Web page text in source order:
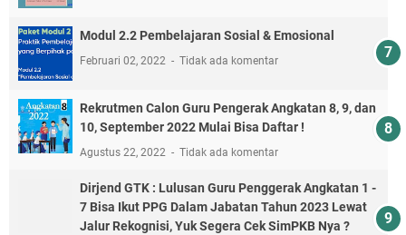
Modul 2.2 Pembelajaran Sosial & Emosional
Februari 02, 2022 Tidak ada komentar
Rekrutmen Calon Guru Pengerak Angkatan 8, 9, dan
10, September 2022 Mulai Bisa Daftar !
Agustus 22, 2022 Tidak ada komentar
Dirjend GTK : Lulusan Guru Penggerak Angkatan 1 -
7 Bisa Ikut PPG Dalam Jabatan Tahun 2023 Lewat
Jalur Rekognisi, Yuk Segera Cek SimPKB Nya ?